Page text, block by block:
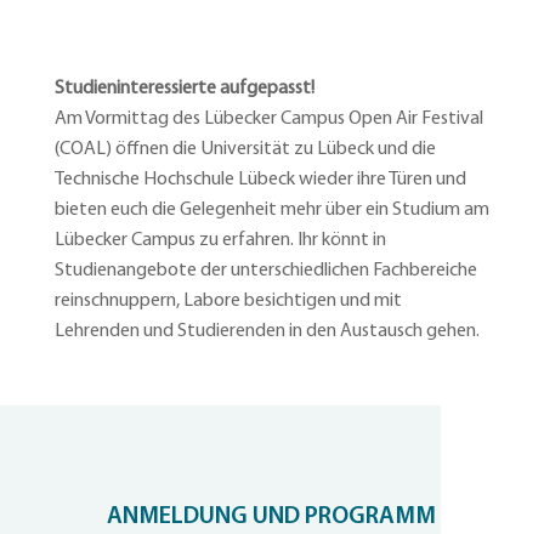
Studieninteressierte aufgepasst!
Am Vormittag des Lübecker Campus Open Air Festival
(COAL) öffnen die Universität zu Lübeck und die
Technische Hochschule Lübeck wieder ihre Türen und
bieten euch die Gelegenheit mehr über ein Studium am
Lübecker Campus zu erfahren. Ihr könnt in
Studienangebote der unterschiedlichen Fachbereiche
reinschnuppern, Labore besichtigen und mit
Lehrenden und Studierenden in den Austausch gehen.
ANMELDUNG UND PROGRAMM